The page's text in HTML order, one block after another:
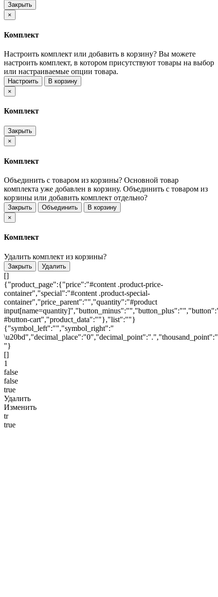
Закрыть
×
Комплект
Настроить комплект или добавить в корзину? Вы можете
настроить комплект, в котором присутствуют товары на выбор
или настраиваемые опции товара.
Настроить
В корзину
×
Комплект
Закрыть
×
Комплект
Объединить с товаром из корзины? Основной товар
комплекта уже добавлен в корзину. Объединить с товаром из
корзины или добавить комплект отдельно?
Закрыть Объединить
В корзину
×
Комплект
Удалить комплект из корзины?
Закрыть Удалить
[]
{"product_page":{"price":"#content .product-price-
container","special":"#content .product-special-
container","price_parent":"","quantity":"#product
#button-cart","product_data":""},"list":""}
{"symbol_left":"","symbol_right":"
\u20bd","decimal_place":"0","decimal_point":".","thousand_point":"
"}
[]
1
false
false
true
Удалить
Изменить
tr
true